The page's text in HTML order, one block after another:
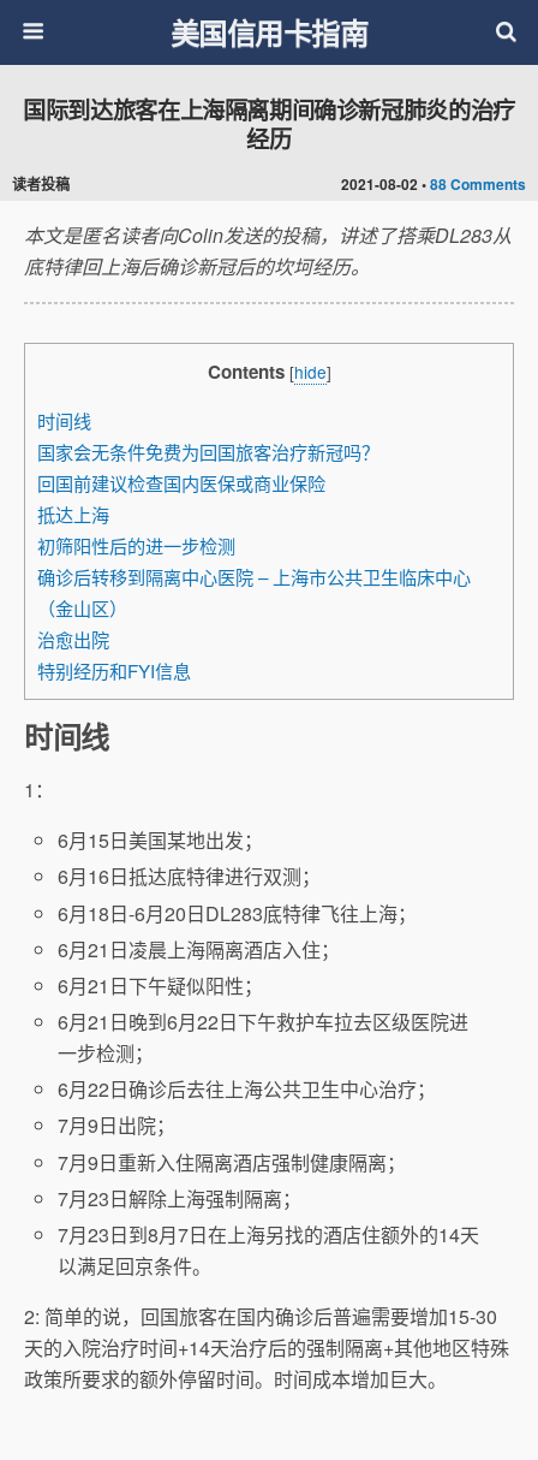
美国信用卡指南
2021-08-02 •88 Comments
国际到达旅客在上海隔离期间确诊新冠肺炎的治疗
经历
读者投稿
本文是匿名读者向Colin发送的投稿，讲述了搭乘DL283从
底特律回上海后确诊新冠后的坎坷经历。
Contents [hide]
时间线
国家会无条件免费为回国旅客治疗新冠吗？
回国前建议检查国内医保或商业保险
抵达上海
初筛阳性后的进一步检测
确诊后转移到隔离中心医院 – 上海市公共卫生临床中心
（金山区）
治愈出院
特别经历和FYI信息
时间线
1：
6月15日美国某地出发；
6月16日抵达底特律进行双测；
6月18日-6月20日DL283底特律飞往上海；
6月21日凌晨上海隔离酒店入住；
6月21日下午疑似阳性；
6月21日晚到6月22日下午救护车拉去区级医院进
一步检测；
6月22日确诊后去往上海公共卫生中心治疗；
7月9日出院；
7月9日重新入住隔离酒店强制健康隔离；
7月23日解除上海强制隔离；
7月23日到8月7日在上海另找的酒店住额外的14天
以满足回京条件。
2: 简单的说，回国旅客在国内确诊后普遍需要增加15-30
天的入院治疗时间+14天治疗后的强制隔离+其他地区特殊
政策所要求的额外停留时间。时间成本增加巨大。